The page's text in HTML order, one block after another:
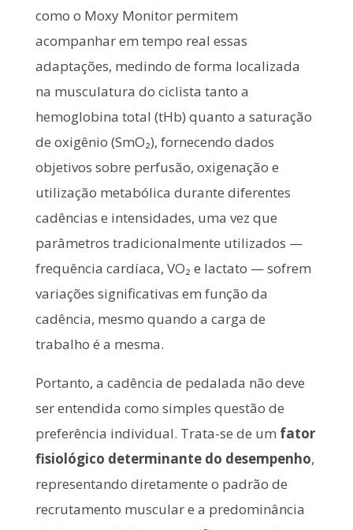
como o Moxy Monitor permitem
acompanhar em tempo real essas
adaptações, medindo de forma localizada
na musculatura do ciclista tanto a
hemoglobina total (tHb) quanto a saturação
de oxigênio (SmO₂), fornecendo dados
objetivos sobre perfusão, oxigenação e
utilização metabólica durante diferentes
cadências e intensidades, uma vez que
parâmetros tradicionalmente utilizados —
frequência cardíaca, VO₂ e lactato — sofrem
variações significativas em função da
cadência, mesmo quando a carga de
trabalho é a mesma.
Portanto, a cadência de pedalada não deve
ser entendida como simples questão de
preferência individual. Trata-se de um fator
fisiológico determinante do desempenho,
representando diretamente o padrão de
recrutamento muscular e a predominância